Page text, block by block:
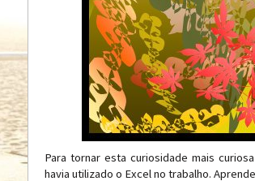
Para tornar esta curiosidade mais
havia utilizado o Excel no trabalho.